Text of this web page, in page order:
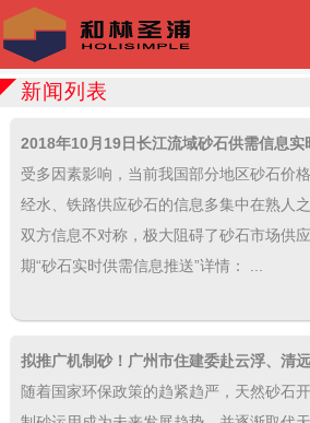
新闻列表
2018年10月19日长江流域砂石供需信息实
受多因素影响，当前我国部分地区砂石价
经水、铁路供应砂石的信息多集中在熟人
双方信息不对称，极大阻碍了砂石市场供
期“砂石实时供需信息推送”详情： ...
拟推广机制砂！广州市住建委赴云浮、清
随着国家环保政策的趋紧趋严，天然砂石